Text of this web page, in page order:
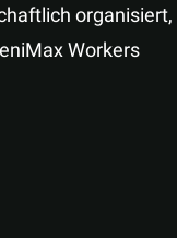
organisiert,
Workers